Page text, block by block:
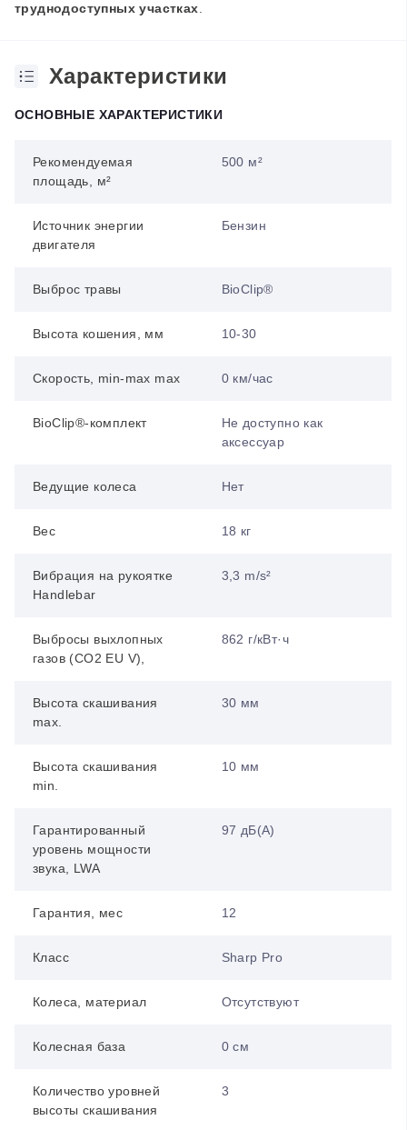
труднодоступных участках
Характеристики
ОСНОВНЫЕ ХАРАКТЕРИСТИКИ
Рекомендуемая
площадь, м²
500 м²
Источник энергии
двигателя
Бензин
Выброс травы BioClip®
Высота кошения, мм 10-30
Скорость, min-max max 0 км/час
BioClip®-комплект
Не доступно как
аксессуар
Ведущие колеса Нет
Вес 18 кг
Вибрация на рукоятке
Handlebar
3,3 m/s²
Выбросы выхлопных
газов (CO2 EU V),
862 г/кВт·ч
Высота скашивания
max.
30 мм
Высота скашивания
min.
10 мм
Гарантированный
уровень мощности
звука, LWA
97 дБ(А)
Гарантия, мес 12
Класс Sharp Pro
Колеса, материал Отсутствуют
Колесная база 0 см
Количество уровней
высоты скашивания
3